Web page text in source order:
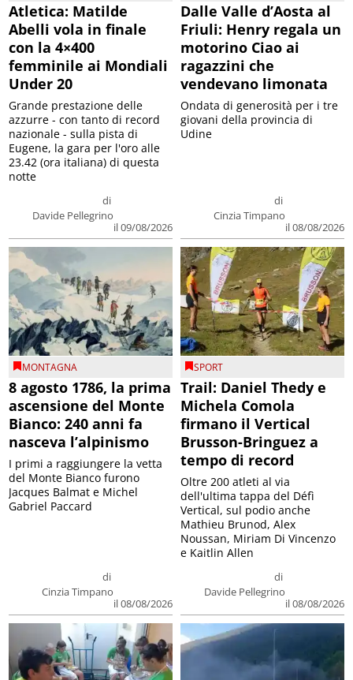
Atletica: Matilde
Abelli vola in finale
con la 4×400
femminile ai Mondiali
Under 20
di
Davide Pellegrino
il 09/08/2026
Grande prestazione delle
azzurre - con tanto di record
nazionale - sulla pista di
Eugene, la gara per l'oro alle
23.42 (ora italiana) di questa
notte
Dalle Valle d’Aosta al
Friuli: Henry regala un
motorino Ciao ai
ragazzini che
vendevano limonata
di
Cinzia Timpano
il 08/08/2026
Ondata di generosità per i tre
giovani della provincia di
Udine
MONTAGNA
8 agosto 1786, la prima
ascensione del Monte
Bianco: 240 anni fa
nasceva l’alpinismo
di
Cinzia Timpano
il 08/08/2026
I primi a raggiungere la vetta
del Monte Bianco furono
Jacques Balmat e Michel
Gabriel Paccard
SPORT
Trail: Daniel Thedy e
Michela Comola
firmano il Vertical
Brusson-Bringuez a
tempo di record
di
Davide Pellegrino
il 08/08/2026
Oltre 200 atleti al via
dell'ultima tappa del Défì
Vertical, sul podio anche
Mathieu Brunod, Alex
Noussan, Miriam Di Vincenzo
e Kaitlin Allen